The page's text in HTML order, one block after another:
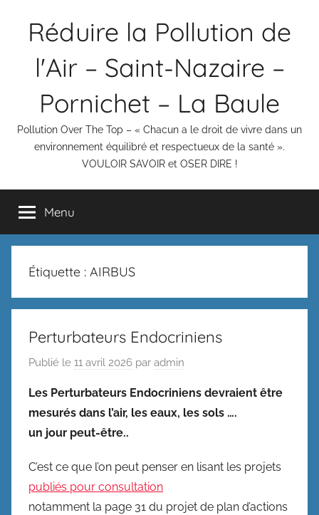
Réduire la Pollution de
l'Air – Saint-Nazaire –
Pornichet – La Baule
Pollution Over The Top – « Chacun a le droit de vivre dans un
environnement équilibré et respectueux de la santé ».
VOULOIR SAVOIR et OSER DIRE !
Menu
Étiquette : AIRBUS
Perturbateurs Endocriniens
Publié le 11 avril 2026 par admin
Les Perturbateurs Endocriniens devraient être
mesurés dans l’air, les eaux, les sols ….
un jour peut-être..
C’est ce que l’on peut penser en lisant les projets
publiés pour consultation
notamment la page 31 du projet de plan d’actions